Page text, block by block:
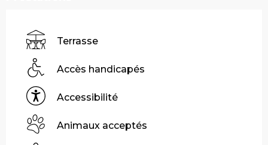
Terrasse
Accès handicapés
Accessibilité
Animaux acceptés